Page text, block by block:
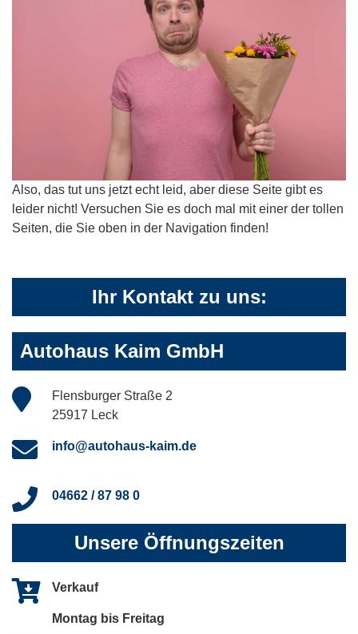
Also, das tut uns jetzt echt leid, aber diese Seite gibt es
leider nicht! Versuchen Sie es doch mal mit einer der tollen
Seiten, die Sie oben in der Navigation finden!
Ihr Kontakt zu uns:
Autohaus Kaim GmbH
Flensburger Straße 2
25917 Leck
info@autohaus-kaim.de
04662 / 87 98 0
Unsere Öffnungszeiten
Verkauf
Montag bis Freitag